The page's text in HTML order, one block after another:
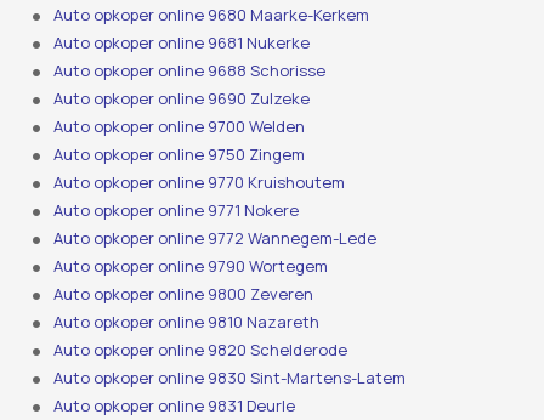
Auto opkoper online 9680 Maarke-Kerkem
Auto opkoper online 9681 Nukerke
Auto opkoper online 9688 Schorisse
Auto opkoper online 9690 Zulzeke
Auto opkoper online 9700 Welden
Auto opkoper online 9750 Zingem
Auto opkoper online 9770 Kruishoutem
Auto opkoper online 9771 Nokere
Auto opkoper online 9772 Wannegem-Lede
Auto opkoper online 9790 Wortegem
Auto opkoper online 9800 Zeveren
Auto opkoper online 9810 Nazareth
Auto opkoper online 9820 Schelderode
Auto opkoper online 9830 Sint-Martens-Latem
Auto opkoper online 9831 Deurle